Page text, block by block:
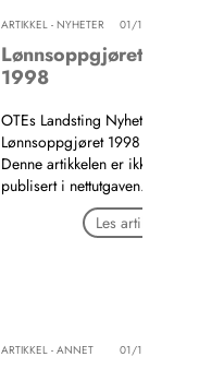
ARTIKKEL - NYHETER 01/10/1997
Lønnsoppgjøret
1998
OTEs Landsting Nyheter
Lønnsoppgjøret 1998
Denne artikkelen er ikke
publisert i nettutgaven.
Les artikkel
ARTIKKEL - ANNET 01/10/1997